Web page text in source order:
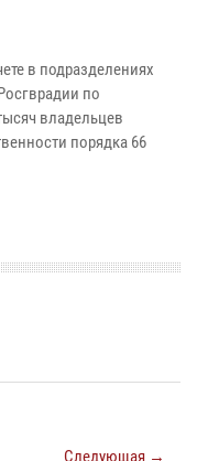
в подразделениях
по
владельцев
порядка 66
Следующая →